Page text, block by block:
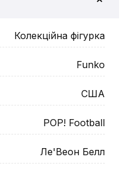
Колекційна фігурка
Funko
США
POP! Football
Ле'Веон Белл